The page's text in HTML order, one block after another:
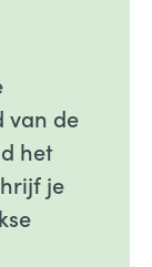
van de
het
je